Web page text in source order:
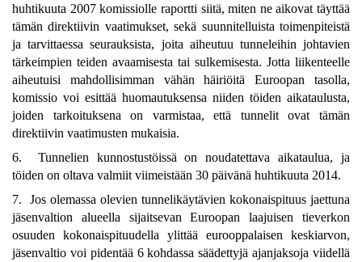
huhtikuuta 2007 komissiolle raportti siitä, miten ne aikovat täyttää
tämän direktiivin vaatimukset, sekä suunnitelluista toimenpiteistä
ja tarvittaessa seurauksista, joita aiheutuu tunneleihin johtavien
tärkeimpien teiden avaamisesta tai sulkemisesta. Jotta liikenteelle
aiheutuisi mahdollisimman vähän häiriöitä Euroopan tasolla,
komissio voi esittää huomautuksensa niiden töiden aikataulusta,
joiden tarkoituksena on varmistaa, että tunnelit ovat tämän
direktiivin vaatimusten mukaisia.
6. Tunnelien kunnostustöissä on noudatettava aikataulua, ja
töiden on oltava valmiit viimeistään 30 päivänä huhtikuuta 2014.
7. Jos olemassa olevien tunnelikäytävien kokonaispituus jaettuna
jäsenvaltion alueella sijaitsevan Euroopan laajuisen tieverkon
osuuden kokonaispituudella ylittää eurooppalaisen keskiarvon,
jäsenvaltio voi pidentää 6 kohdassa säädettyjä ajanjaksoja viidellä